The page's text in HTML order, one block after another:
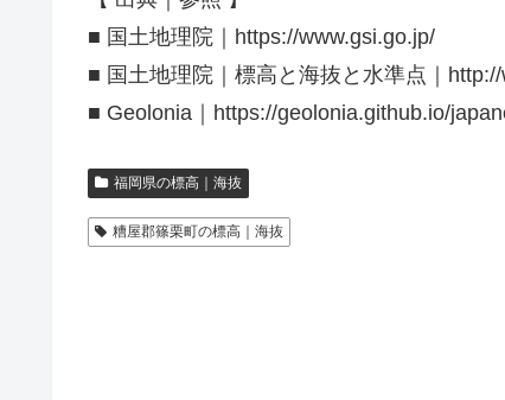
■ 国土地理院｜https://www.gsi.go.jp/
■ 国土地理院｜標高と海抜と水準点｜
■ Geolonia｜https://geolonia.github.io/
福岡県の標高｜海抜
糟屋郡篠栗町の標高｜海抜